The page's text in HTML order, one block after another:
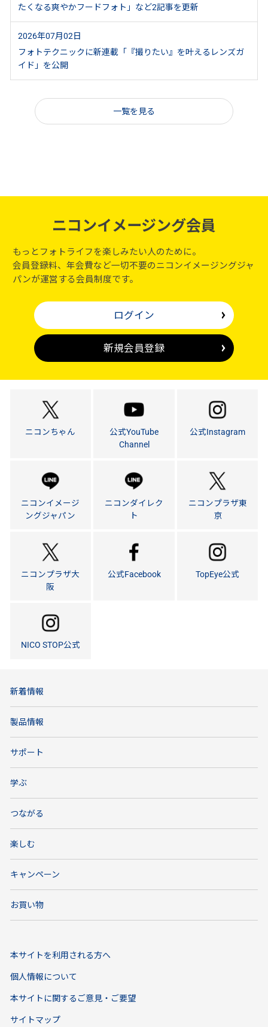
たくなる爽やかフードフォト」など2記事を更新
2026年07月02日
フォトテクニックに新連載「『撮りたい』を叶えるレンズガ
イド」を公開
一覧を見る
ニコンイメージング会員
もっとフォトライフを楽しみたい人のために。
会員登録料、年会費など一切不要のニコンイメージングジャ
パンが運営する会員制度です。
ログイン
新規会員登録
ニコンちゃん
公式YouTube
Channel
公式Instagram
ニコンイメージ
ングジャパン
ニコンダイレク
ト
ニコンプラザ東
京
ニコンプラザ大
阪
公式Facebook TopEye公式
NICO STOP公式
新着情報
製品情報
サポート
学ぶ
つながる
楽しむ
キャンペーン
お買い物
本サイトを利用される方へ
個人情報について
本サイトに関するご意見・ご要望
サイトマップ